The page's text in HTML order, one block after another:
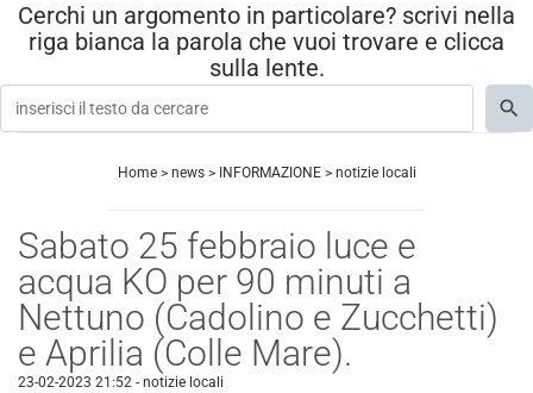
Cerchi un argomento in particolare? scrivi nella
riga bianca la parola che vuoi trovare e clicca
sulla lente.
Home> news> INFORMAZIONE> notizie locali
Sabato 25 febbraio luce e
acqua KO per 90 minuti a
Nettuno (Cadolino e Zucchetti)
e Aprilia (Colle Mare).
23-02-2023 21:52 - notizie locali